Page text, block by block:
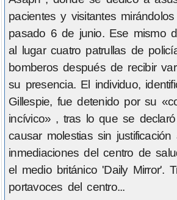
pacientes y visitantes mirándolos
pasado 6 de junio. Ese mismo
al lugar cuatro patrullas de
bomberos después de recibir
su presencia. El individuo,
Gillespie, fue detenido por su
incívico» , tras lo que se
causar molestias sin
inmediaciones del centro de
el medio británico 'Daily Mirror'.
portavoces del centro...